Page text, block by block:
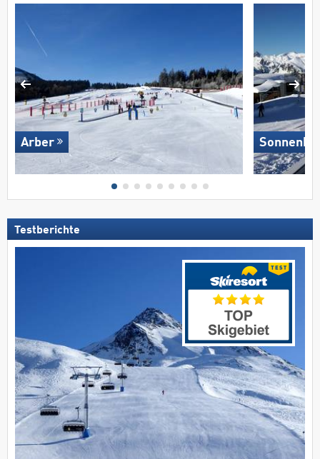
Arber
Testberichte